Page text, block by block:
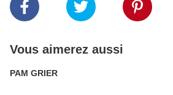
Vous aimerez aussi
PAM GRIER